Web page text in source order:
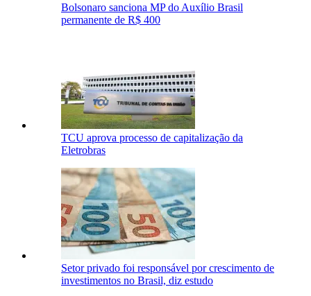
Bolsonaro sanciona MP do Auxílio Brasil
permanente de R$ 400
TCU aprova processo de capitalização da
Eletrobras
Setor privado foi responsável por crescimento de
investimentos no Brasil, diz estudo